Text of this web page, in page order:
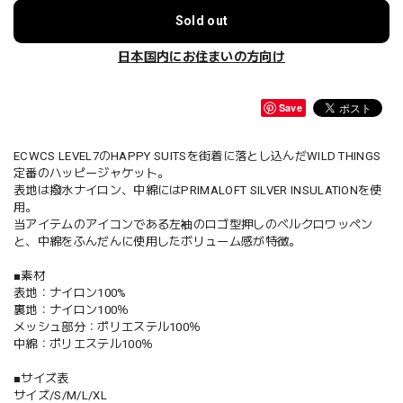
Sold out
日本国内にお住まいの方向け
Save
ECWCS LEVEL7のHAPPY SUITSを街着に落とし込んだWILD THINGS
定番のハッピージャケット。
表地は撥水ナイロン、中綿にはPRIMALOFT SILVER INSULATIONを使
用。
当アイテムのアイコンである左袖のロゴ型押しのベルクロワッペン
と、中綿をふんだんに使用したボリューム感が特徴。
■素材
表地：ナイロン100%
裏地：ナイロン100％
メッシュ部分：ポリエステル100％
中綿：ポリエステル100％
■サイズ表
サイズ/S/M/L/XL